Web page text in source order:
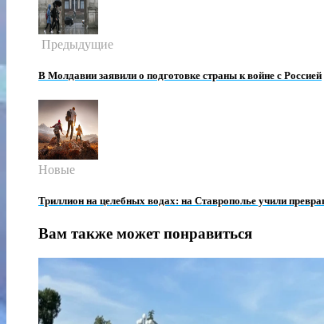
Предыдущие
В Молдавии заявили о подготовке страны к войне с Россией
Новые
Триллион на целебных водах: на Ставрополье учили
Вам также может понравиться